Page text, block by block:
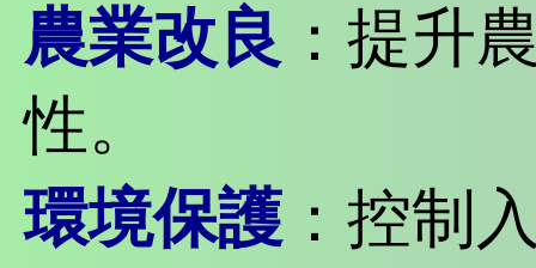
農業改良 ：提升
性。
環境保護 ：控制